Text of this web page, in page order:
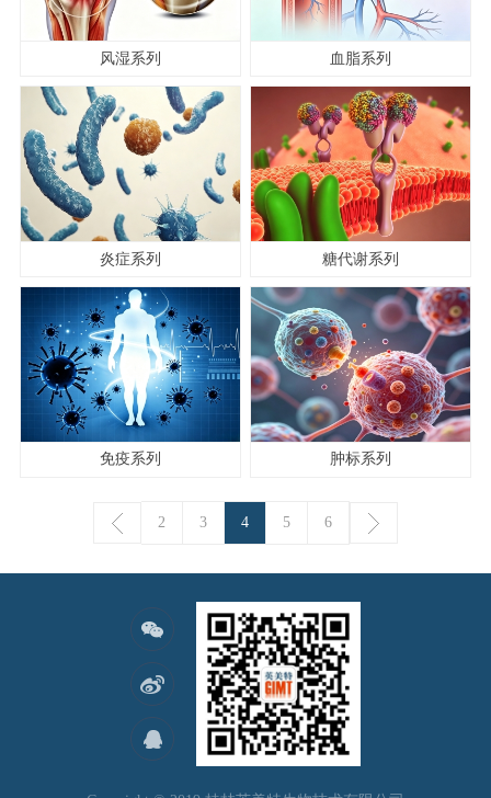
风湿系列 血脂系列
炎症系列 糖代谢系列
免疫系列 肿标系列
2 3 4 5 6